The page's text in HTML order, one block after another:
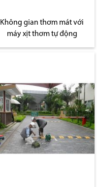
Không gian thơm mát với
máy xịt thơm tự động